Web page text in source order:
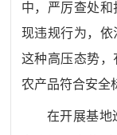
中，严厉查处
现违规行为，依
这种高压态势
农产品符合安全
在开展基地